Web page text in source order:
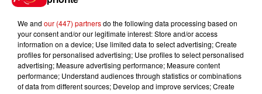
travaux de la vigne avec la
plantation de rameaux, du
land’art, ou encore la fabrication
de jus de raisin…
We and our (447) partnersdo the following data processing based on
your consent and/or our legitimate interest: Store and/or access
information on a device; Use limited data to select advertising; Create
profiles for personalised advertising; Use profiles to select personalised
advertising; Measure advertising performance; Measure content
performance; Understand audiences through statistics or combinations
of data from different sources; Develop and improve services; Create